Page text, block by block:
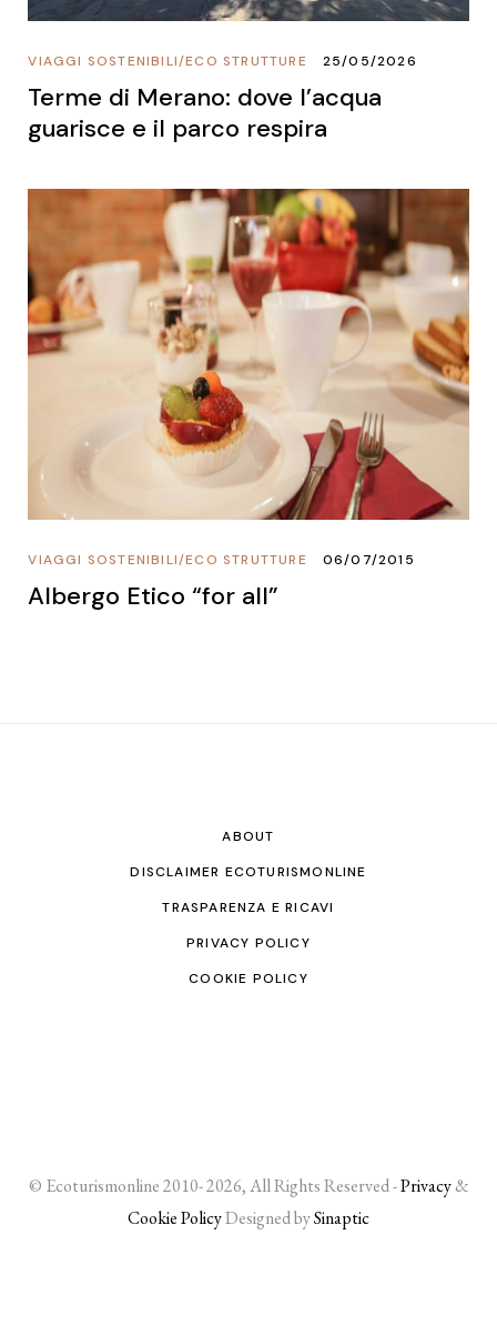
ECO STRUTTURE
/
VIAGGI SOSTENIBILI 25/05/2026
Terme di Merano: dove l’acqua
guarisce e il parco respira
ECO STRUTTURE
/
VIAGGI SOSTENIBILI 06/07/2015
Albergo Etico “for all”
ABOUT
DISCLAIMER ECOTURISMONLINE
TRASPARENZA E RICAVI
PRIVACY POLICY
COOKIE POLICY
© Ecoturismonline 2010- 2026, All Rights Reserved -Privacy&
Cookie PolicyDesigned bySinaptic